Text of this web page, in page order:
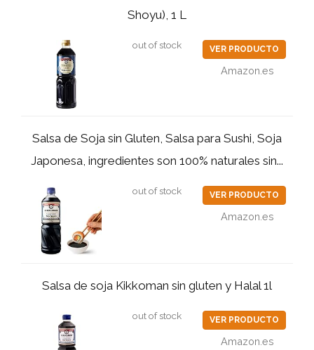
Shoyu), 1 L
out of stock VER PRODUCTO
Amazon.es
Salsa de Soja sin Gluten, Salsa para Sushi, Soja
Japonesa, ingredientes son 100% naturales sin...
out of stock VER PRODUCTO
Amazon.es
Salsa de soja Kikkoman sin gluten y Halal 1l
out of stock VER PRODUCTO
Amazon.es